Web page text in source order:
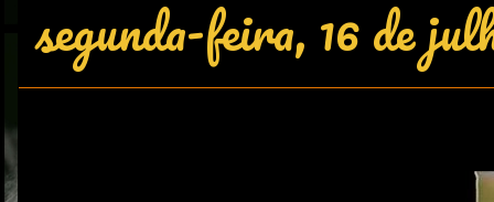
segunda-feira, 16 de